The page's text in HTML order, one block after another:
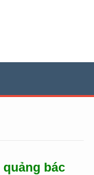
quảng bác